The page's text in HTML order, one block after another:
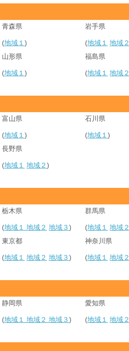
青森県
(地域１ )
岩手県
(地域１ 地域２
山形県
(地域１ )
福島県
(地域１ 地域２
富山県
(地域１ )
石川県
(地域１ )
長野県
(地域１ 地域２)
栃木県
(地域１ 地域２ 地域３)
群馬県
(地域１ 地域２
東京都
(地域１ 地域２ 地域３)
神奈川県
(地域１ 地域２
静岡県
(地域１ 地域２ 地域３)
愛知県
(地域１ 地域２